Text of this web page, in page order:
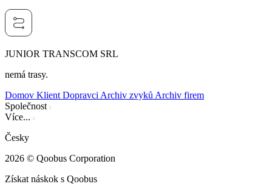
JUNIOR TRANSCOM SRL
nemá trasy.
Domov Klient Dopravci Archiv zvyků Archiv firem
Společnost
Více...
Česky
2026 © Qoobus Corporation
Získat náskok s Qoobus